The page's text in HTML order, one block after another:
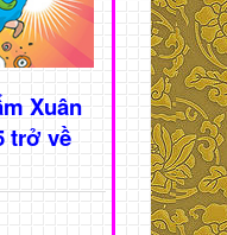
Xuân
trở về